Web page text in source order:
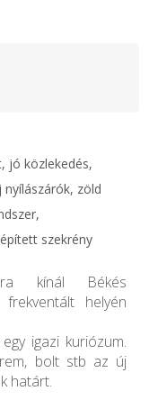
jó közlekedés,
zöld
szekrény
kínál Békés
frekventált helyén
igazi kuriózum.
bolt stb az új
határt.